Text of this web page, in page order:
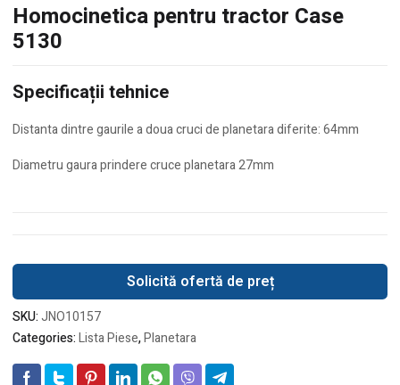
Homocinetica pentru tractor Case
5130
Specificații tehnice
Distanta dintre gaurile a doua cruci de planetara diferite: 64mm
Diametru gaura prindere cruce planetara 27mm
Solicită ofertă de preț
SKU:JNO10157
Categories:Lista Piese,Planetara